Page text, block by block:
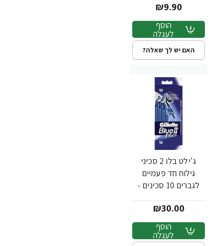
₪9.90
הוסף
לעגלה
האם יש לך שאלה?
ג'ילט בלו 2 סכיני
גילוח חד פעמיים
לגברים 10 סכינים -
₪30.00
הוסף
לעגלה